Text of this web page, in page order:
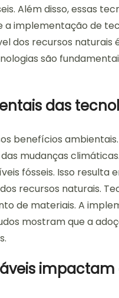
Além disso, essas
a implementação de
dos recursos naturais
são
das
benefícios
mudanças
fósseis. Isso resulta
recursos naturais.
de materiais. A
mostram que a